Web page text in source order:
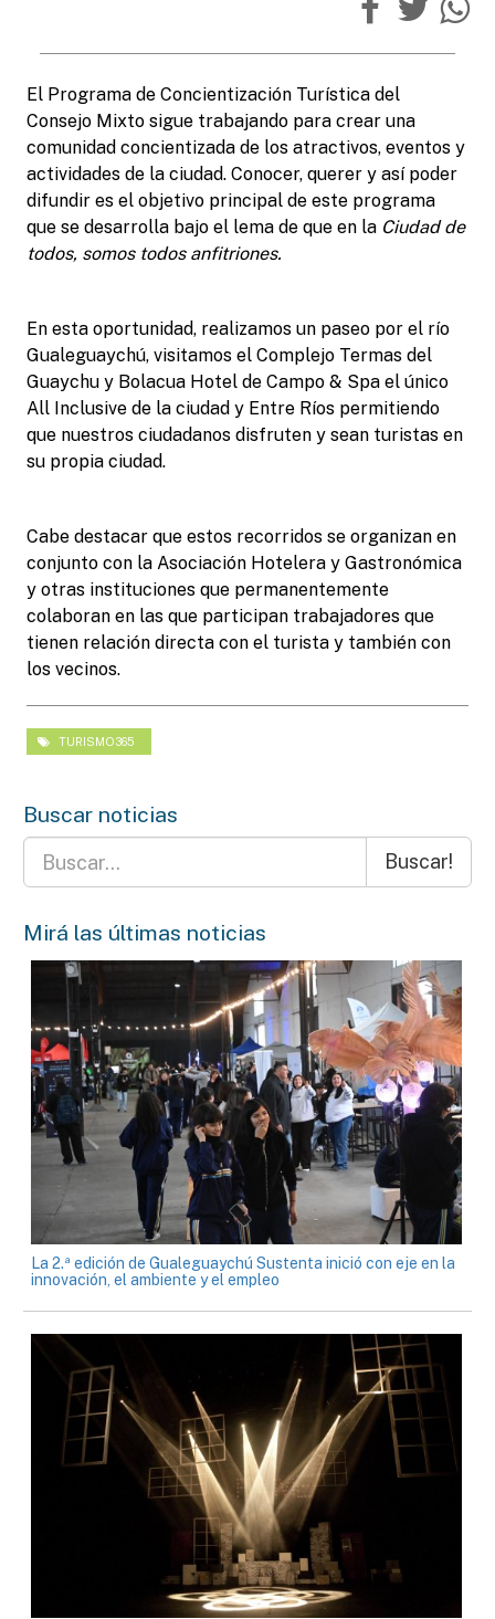
El Programa de Concientización Turística del
Consejo Mixto sigue trabajando para crear una
comunidad concientizada de los atractivos, eventos y
actividades de la ciudad. Conocer, querer y así poder
difundir es el objetivo principal de este programa
que se desarrolla bajo el lema de que en la Ciudad de
todos, somos todos anfitriones.
En esta oportunidad, realizamos un paseo por el río
Gualeguaychú, visitamos el Complejo Termas del
Guaychu y Bolacua Hotel de Campo & Spa el único
All Inclusive de la ciudad y Entre Ríos permitiendo
que nuestros ciudadanos disfruten y sean turistas en
su propia ciudad.
Cabe destacar que estos recorridos se organizan en
conjunto con la Asociación Hotelera y Gastronómica
y otras instituciones que permanentemente
colaboran en las que participan trabajadores que
tienen relación directa con el turista y también con
los vecinos.
TURISMO365
Buscar noticias
Buscar!
Mirá las últimas noticias
La 2.ª edición de Gualeguaychú Sustenta inició con eje en la
innovación, el ambiente y el empleo